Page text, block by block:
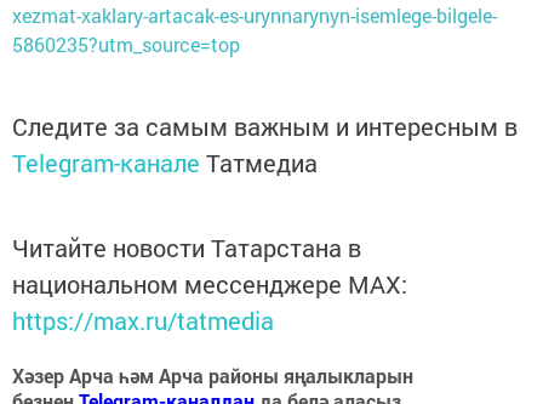
xezmat-xaklary-artacak-es-urynnarynyn-isemlege-bilgele-
5860235?utm_source=top
Следите за самым важным и интересным в
Telegram-канале Татмедиа
Читайте новости Татарстана в
национальном мессенджере MАХ:
https://max.ru/tatmedia
Хәзер Арча һәм Арча районы яңалыкларын